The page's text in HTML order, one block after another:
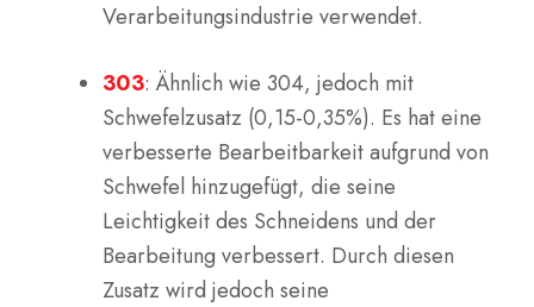
Verarbeitungsindustrie verwendet.
303: Ähnlich wie 304, jedoch mit
Schwefelzusatz (0,15-0,35%). Es hat eine
verbesserte Bearbeitbarkeit aufgrund von
Schwefel hinzugefügt, die seine
Leichtigkeit des Schneidens und der
Bearbeitung verbessert. Durch diesen
Zusatz wird jedoch seine